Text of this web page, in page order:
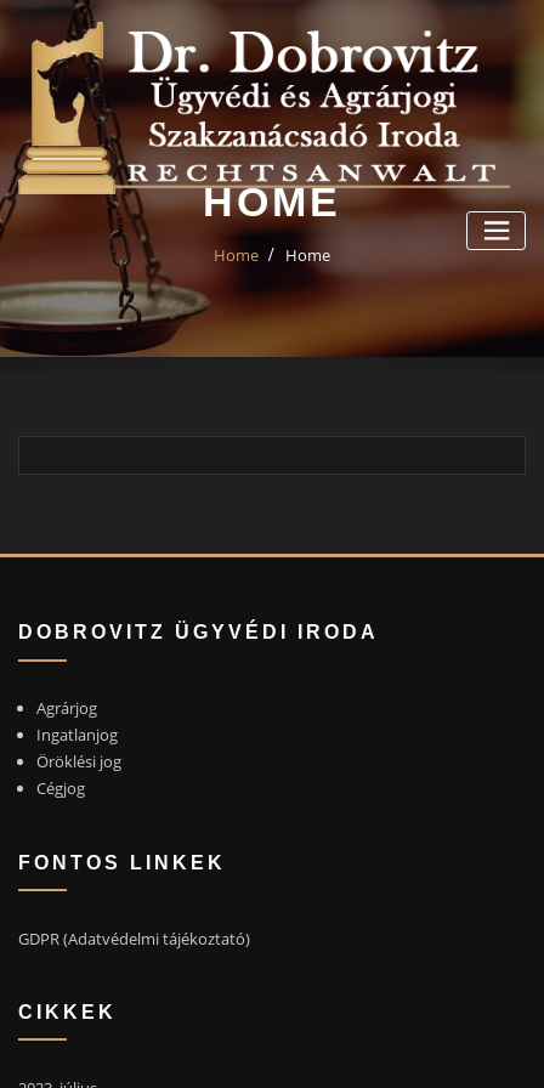
Skip
content
HOME
Home Home
DOBROVITZ ÜGYVÉDI IRODA
Agrárjog
Ingatlanjog
Öröklési jog
Cégjog
FONTOS LINKEK
GDPR (Adatvédelmi tájékoztató)
CIKKEK